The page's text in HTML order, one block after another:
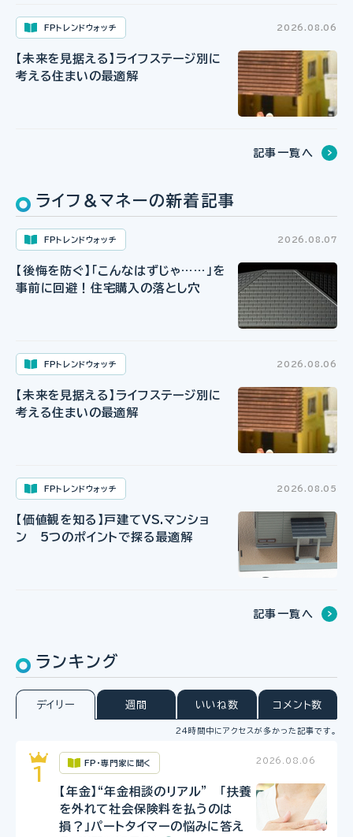
FPトレンドウォッチ 2026.08.06
【未来を見据える】ライフステージ別に
考える住まいの最適解
記事一覧へ
ライフ＆マネーの新着記事
FPトレンドウォッチ 2026.08.07
【後悔を防ぐ】「こんなはずじゃ……」を
事前に回避！住宅購入の落とし穴
FPトレンドウォッチ 2026.08.06
【未来を見据える】ライフステージ別に
考える住まいの最適解
FPトレンドウォッチ 2026.08.05
【価値観を知る】戸建てVS.マンショ
ン 5つのポイントで探る最適解
記事一覧へ
ランキング
デイリー 週間 いいね数 コメント数
24時間中にアクセスが多かった記事です。
FP・専門家に聞く 2026.08.06
【年金】“年金相談のリアル” 「扶養
を外れて社会保険料を払うのは
損？」パートタイマーの悩みに答え